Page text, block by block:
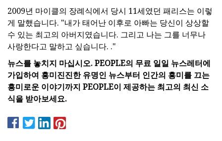
2009년 마이클의 장례식에서 당시 11세였던 패리스는 이렇
게 말했습니다. "내가 태어난 이후로 아빠는 당신이 상상할
수 있는 최고의 아버지였습니다. 그리고 나는 그를 너무나
사랑한다고 말하고 싶습니다. ."
뉴스를 놓치지 마십시오. PEOPLE의 무료 일일 뉴스레터에
가입하여 흥미진진한 유명인 뉴스부터 인간의 흥미를 끄는
흥미로운 이야기까지 PEOPLE이 제공하는 최고의 최신 소
식을 받아보세요.